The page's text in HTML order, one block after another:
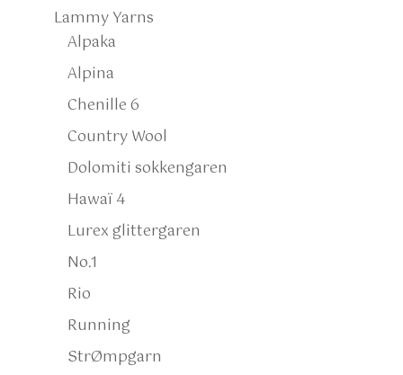
Lammy Yarns
Alpaka
Alpina
Chenille 6
Country Wool
Dolomiti sokkengaren
Hawaï 4
Lurex glittergaren
No.1
Rio
Running
StrØmpgarn